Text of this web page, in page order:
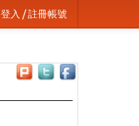
登入 / 註冊帳號